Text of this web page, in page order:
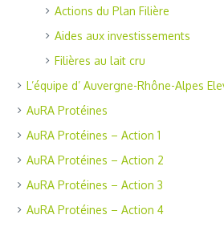
Actions du Plan Filière
Aides aux investissements
Filières au lait cru
L’équipe d’ Auvergne-Rhône-Alpes
AuRA Protéines
AuRA Protéines – Action 1
AuRA Protéines – Action 2
AuRA Protéines – Action 3
AuRA Protéines – Action 4